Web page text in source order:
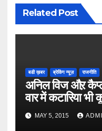
Related Post
बडी ख़बर ब्रेकिंग न्यूज़ राजनीति
अनिल विज औऱ
वार में कटारिया भी
MAY 5, 2015